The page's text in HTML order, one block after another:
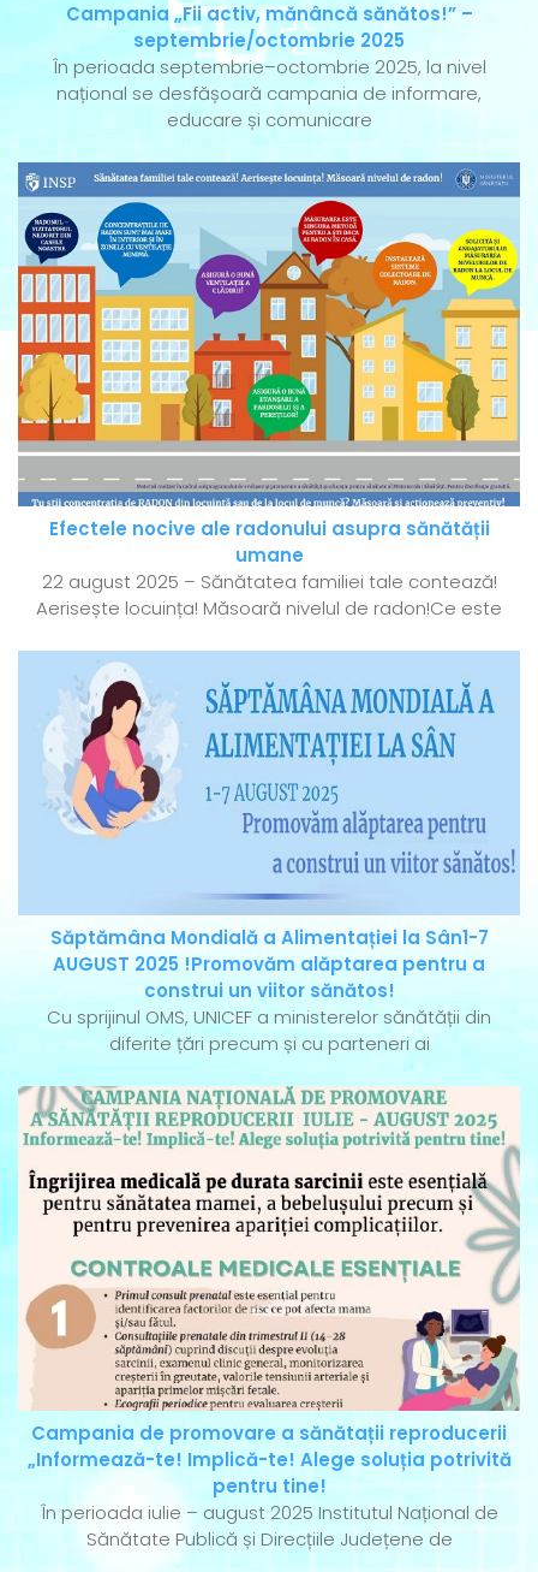
Campania „Fii activ, mănâncă sănătos!” –
septembrie/octombrie 2025
În perioada septembrie–octombrie 2025, la nivel
național se desfășoară campania de informare,
educare și comunicare
Efectele nocive ale radonului asupra sănătății
umane
22 august 2025 – Sănătatea familiei tale contează!
Aerisește locuința! Măsoară nivelul de radon!Ce este
Săptămâna Mondială a Alimentației la Sân1-7
AUGUST 2025 !Promovăm alăptarea pentru a
construi un viitor sănătos!
Cu sprijinul OMS, UNICEF a ministerelor sănătății din
diferite țări precum și cu parteneri ai
Campania de promovare a sănătații reproducerii
„Informează-te! Implică-te! Alege soluția potrivită
pentru tine!
În perioada iulie – august 2025 Institutul Național de
Sănătate Publică și Direcțiile Județene de